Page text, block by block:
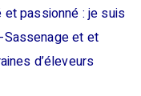
passionné : je suis
Sassenage et et
d’éleveurs